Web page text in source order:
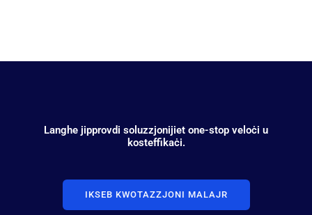
Langhe jipprovdi soluzzjonijiet one-stop veloċi u
kosteffikaċi.
IKSEB KWOTAZZJONI MALAJR